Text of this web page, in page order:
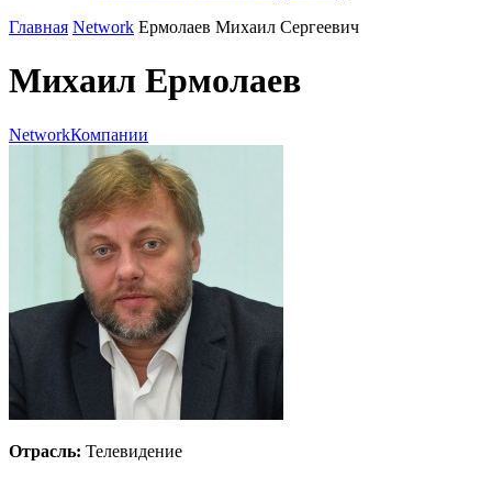
Главная Network Ермолаев Михаил Сергеевич
Михаил Ермолаев
NetworkКомпании
Отрасль: Телевидение